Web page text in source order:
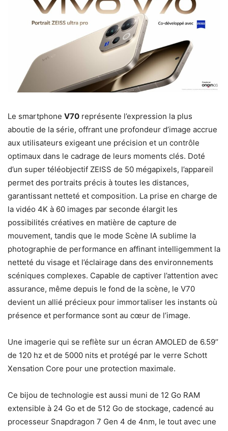
Le smartphone V70 représente l’expression la plus
aboutie de la série, offrant une profondeur d’image accrue
aux utilisateurs exigeant une précision et un contrôle
optimaux dans le cadrage de leurs moments clés. Doté
d’un super téléobjectif ZEISS de 50 mégapixels, l’appareil
permet des portraits précis à toutes les distances,
garantissant netteté et composition. La prise en charge de
la vidéo 4K à 60 images par seconde élargit les
possibilités créatives en matière de capture de
mouvement, tandis que le mode Scène IA sublime la
photographie de performance en affinant intelligemment la
netteté du visage et l’éclairage dans des environnements
scéniques complexes. Capable de captiver l’attention avec
assurance, même depuis le fond de la scène, le V70
devient un allié précieux pour immortaliser les instants où
présence et performance sont au cœur de l’image.
Une imagerie qui se reflète sur un écran AMOLED de 6.59’’
de 120 hz et de 5000 nits et protégé par le verre Schott
Xensation Core pour une protection maximale.
Ce bijou de technologie est aussi muni de 12 Go RAM
extensible à 24 Go et de 512 Go de stockage, cadencé au
processeur Snapdragon 7 Gen 4 de 4nm, le tout avec une